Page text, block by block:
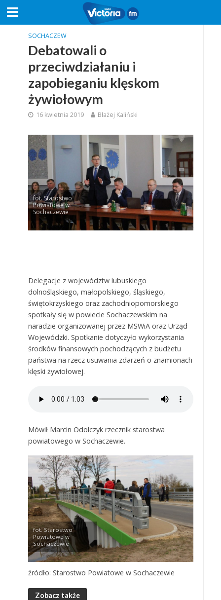
SOCHACZEW
Debatowali o
przeciwdziałaniu i
zapobieganiu klęskom
żywiołowym
16 kwietnia 2019 Błażej Kaliński
fot. Starostwo
Powiatowe w
Sochaczewie
Delegacje z województw lubuskiego
dolnośląskiego, małopolskiego, śląskiego,
świętokrzyskiego oraz zachodniopomorskiego
spotkały się w powiecie Sochaczewskim na
naradzie organizowanej przez MSWiA oraz Urząd
Wojewódzki. Spotkanie dotyczyło wykorzystania
środków finansowych pochodzących z budżetu
państwa na rzecz usuwania zdarzeń o znamionach
klęski żywiołowej.
Mówił Marcin Odolczyk rzecznik starostwa
powiatowego w Sochaczewie.
fot. Starostwo
Powiatowe w
Sochaczewie
źródło: Starostwo Powiatowe w Sochaczewie
Zobacz także